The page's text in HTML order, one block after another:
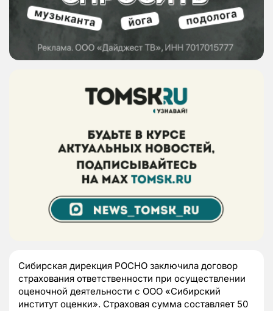
Сибирская дирекция РОСНО заключила договор
страхования ответственности при осуществлении
оценочной деятельности с ООО «Сибирский
институт оценки». Страховая сумма составляет 50